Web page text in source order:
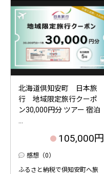
北海道倶知安町 日本旅
行 地域限定旅行クーポ
ン30,000円分 ツアー 宿泊
105,000円
感想（0）
ふるさと納税で倶知安町へ旅